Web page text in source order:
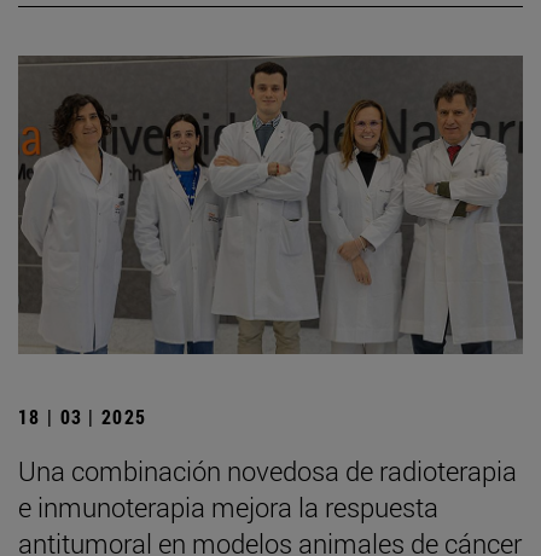
18 | 03 | 2025
Una combinación novedosa de radioterapia
e inmunoterapia mejora la respuesta
antitumoral en modelos animales de cáncer